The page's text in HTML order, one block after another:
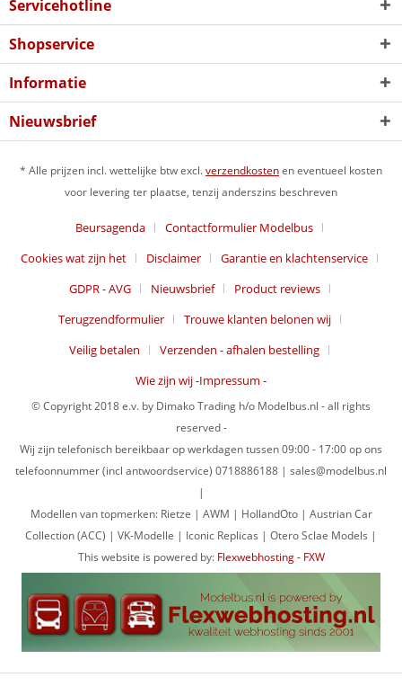
Servicehotline
Shopservice
Informatie
Nieuwsbrief
* Alle prijzen incl. wettelijke btw excl.verzendkostenen eventueel kosten
voor levering ter plaatse, tenzij anderszins beschreven
Beursagenda
Contactformulier Modelbus
Cookies wat zijn het
Disclaimer
Garantie en klachtenservice
GDPR - AVG
Nieuwsbrief
Product reviews
Terugzendformulier
Trouwe klanten belonen wij
Veilig betalen
Verzenden - afhalen bestelling
Wie zijn wij -Impressum -
© Copyright 2018 e.v. by Dimako Trading h/o Modelbus.nl - all rights
reserved -
Wij zijn telefonisch bereikbaar op werkdagen tussen 09:00 - 17:00 op ons
telefoonnummer (incl antwoordservice) 0718886188 | sales@modelbus.nl
|
Modellen van topmerken: Rietze | AWM | HollandOto | Austrian Car
Collection (ACC) | VK-Modelle | Iconic Replicas | Otero Sclae Models |
This website is powered by: Flexwebhosting - FXW